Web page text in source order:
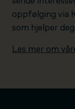
oppfølging via
som hjelper
Les mer om